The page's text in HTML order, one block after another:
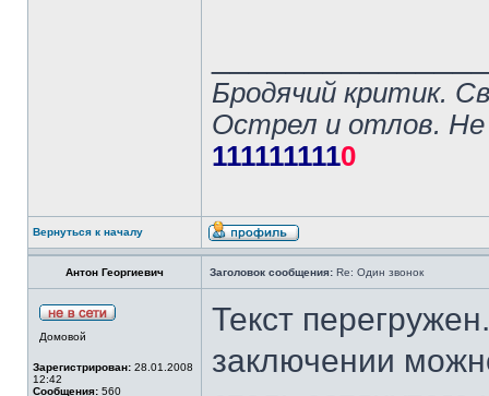
Бродячий критик.
Острел и отлов. Не
1111111110
Вернуться к началу
Антон Георгиевич Заголовок сообщения: Re: Один звонок
Домовой
Зарегистрирован: 28.01.2008
12:42
Сообщения: 560
Текст
заключении